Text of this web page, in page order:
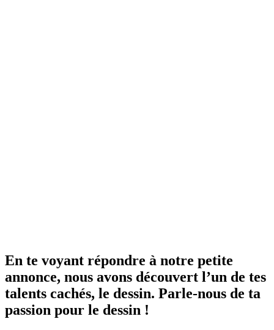
En te voyant répondre à notre petite
annonce, nous avons découvert l’un de tes
talents cachés, le dessin. Parle-nous de ta
passion pour le dessin !